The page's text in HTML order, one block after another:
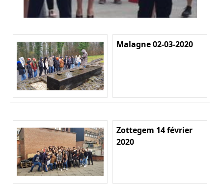
Malagne 02-03-2020
Zottegem 14 février
2020